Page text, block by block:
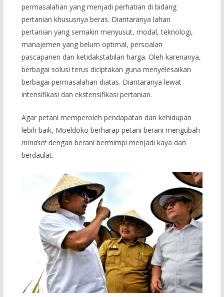
permasalahan yang menjadi perhatian di bidang
pertanian khususnya beras. Diantaranya lahan
pertanian yang semakin menyusut, modal, teknologi,
manajemen yang belum optimal, persoalan
pascapanen dan ketidakstabilan harga. Oleh karenanya,
berbagai solusi terus diciptakan guna menyelesaikan
berbagai permasalahan diatas. Diantaranya lewat
intensifikasi dan ekstensifikasi pertanian.
Agar petani memperoleh pendapatan dan kehidupan
lebih baik, Moeldoko berharap petani berani mengubah
mindsetdengan berani bermimpi menjadi kaya dan
berdaulat.